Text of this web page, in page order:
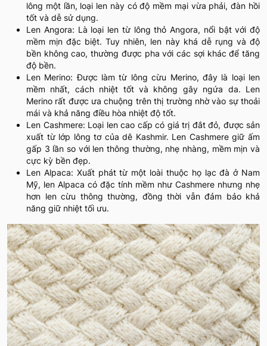
lông một lần, loại len này có độ mềm mại vừa phải, đàn hồi
tốt và dễ sử dụng.
Len Angora: Là loại len từ lông thỏ Angora, nổi bật với độ
mềm mịn đặc biệt. Tuy nhiên, len này khá dễ rụng và độ
bền không cao, thường được pha với các sợi khác để tăng
độ bền.
Len Merino: Được làm từ lông cừu Merino, đây là loại len
mềm nhất, cách nhiệt tốt và không gây ngứa da. Len
Merino rất được ưa chuộng trên thị trường nhờ vào sự thoải
mái và khả năng điều hòa nhiệt độ tốt.
Len Cashmere: Loại len cao cấp có giá trị đắt đỏ, được sản
xuất từ lớp lông tơ của dê Kashmir. Len Cashmere giữ ấm
gấp 3 lần so với len thông thường, nhẹ nhàng, mềm mịn và
cực kỳ bền đẹp.
Len Alpaca: Xuất phát từ một loài thuộc họ lạc đà ở Nam
Mỹ, len Alpaca có đặc tính mềm như Cashmere nhưng nhẹ
hơn len cừu thông thường, đồng thời vẫn đảm bảo khả
năng giữ nhiệt tối ưu.